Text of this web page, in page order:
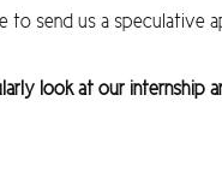
send us a speculative
look at our internship